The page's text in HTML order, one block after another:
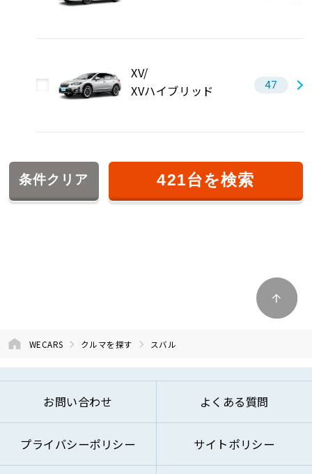
XV/
XVハイブリッド
47
条件クリア 421台を検索
WECARS クルマを探す スバル
お問い合わせ よくある質問
プライバシーポリシー サイトポリシー